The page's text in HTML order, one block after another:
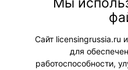
выступила
«ЯРКО» (входит
Холдинг»).
#ПродвижениеБренда
Сайт licensingrussia.ru
для
работоспособности,